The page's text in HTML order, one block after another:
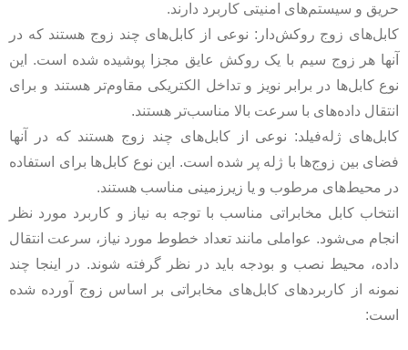
حریق و سیستم‌های امنیتی کاربرد دارند.
کابل‌های زوج روکش‌دار: نوعی از کابل‌های چند زوج هستند که در
آنها هر زوج سیم با یک روکش عایق مجزا پوشیده شده است. این
نوع کابل‌ها در برابر نویز و تداخل الکتریکی مقاوم‌تر هستند و برای
انتقال داده‌های با سرعت بالا مناسب‌تر هستند.
کابل‌های ژله‌فیلد: نوعی از کابل‌های چند زوج هستند که در آنها
فضای بین زوج‌ها با ژله پر شده است. این نوع کابل‌ها برای استفاده
در محیط‌های مرطوب و یا زیرزمینی مناسب هستند.
انتخاب کابل مخابراتی مناسب با توجه به نیاز و کاربرد مورد نظر
انجام می‌شود. عواملی مانند تعداد خطوط مورد نیاز، سرعت انتقال
داده، محیط نصب و بودجه باید در نظر گرفته شوند. در اینجا چند
نمونه از کاربردهای کابل‌های مخابراتی بر اساس زوج آورده شده
است: